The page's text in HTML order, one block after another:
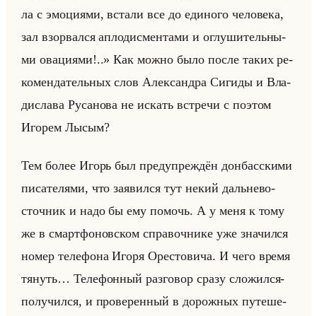
ла с эмо­ци­ями, вста­ли все до еди­но­го че­ло­ве­ка,
зал взо­рвал­ся ап­ло­дис­мен­та­ми и оглу­ши­тельны­
ми ова­ци­ями!..» Как можно было после таких ре­
ко­мен­да­тельных слов Алек­сандра Си­ги­ды и Вла­
ди­сла­ва Ру­са­но­ва не ис­кать встре­чи с по­этом
Иго­рем Лысым?
Тем более Игорь был пре­ду­пре­ждён дон­бас­ски­ми
пи­са­те­ля­ми, что за­явил­ся тут некий дальне­во­
сточ­ник и надо бы ему по­мочь. А у меня к тому
же в смарт­фо­нов­ском спра­воч­ни­ке уже зна­чил­ся
номер те­ле­фо­на Игоря Оре­сто­ви­ча. И чего время
тя­нуть… Те­ле­фон­ный раз­го­вор сразу сло­жил­ся-
по­лу­чил­ся, и про­ве­рен­ный в до­рож­ных пу­те­ше­